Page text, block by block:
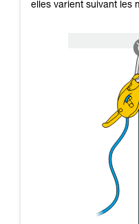
elles varient suivant les